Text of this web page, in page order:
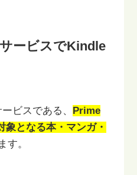
ービスでKindle
ビスである、 Prime
象となる本・マンガ・
す。